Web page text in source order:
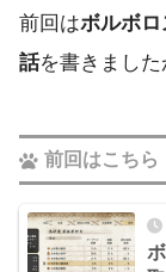
前回はボルボ
話を書きました
前回はこちら